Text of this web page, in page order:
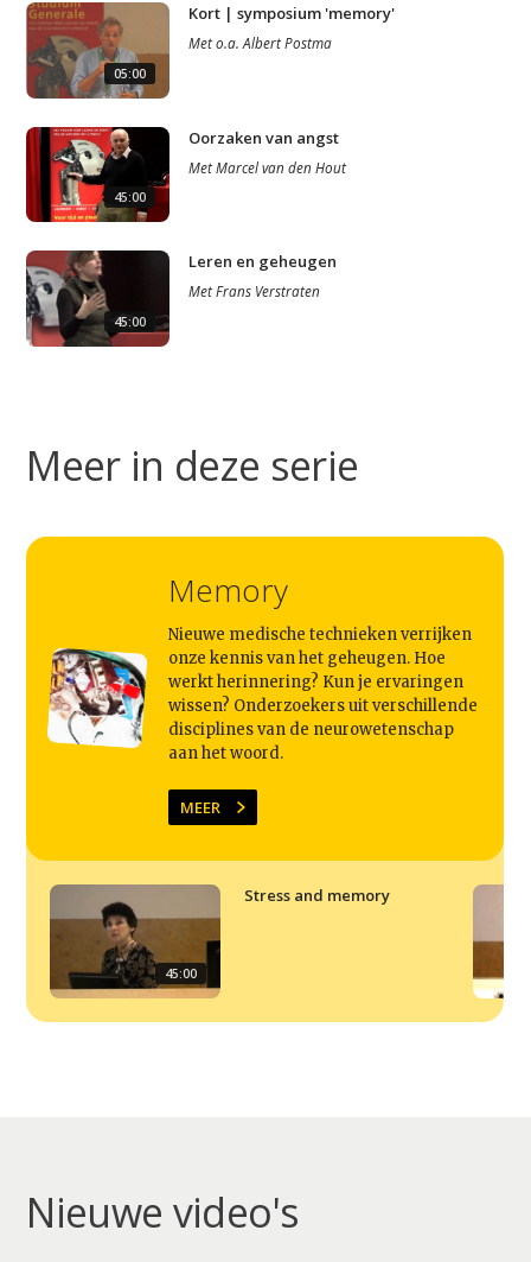
Home
Artikelen
05:00
Kort | symposium 'memory'
Meto.a.Albert Postma
45:00
Oorzaken van angst
MetMarcel van den Hout
45:00
Leren en geheugen
MetFrans Verstraten
Meer in deze serie
Memory
Nieuwe medische technieken verrijken
onze kennis van het geheugen. Hoe
werkt herinnering? Kun je ervaringen
wissen? Onderzoekers uit verschillende
disciplines van de neurowetenschap
aan het woord.
MEER
45:00
Stress and memory
Nieuwe video's